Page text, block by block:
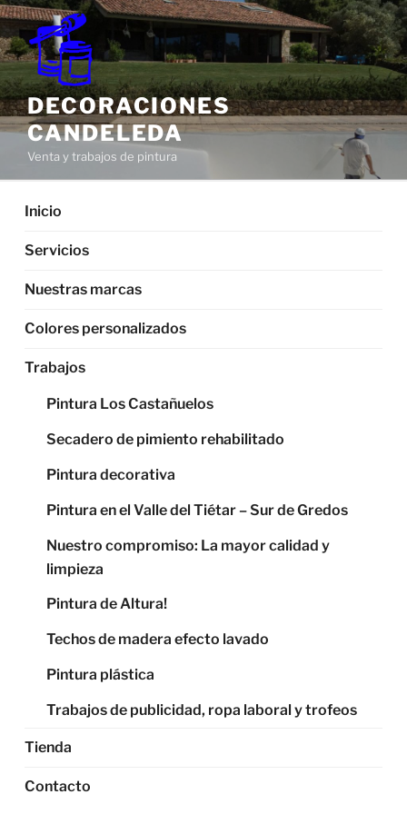
Saltar
al
contenido
DECORACIONES
CANDELEDA
Venta y trabajos de pintura
Inicio
Servicios
Nuestras marcas
Colores personalizados
Trabajos
Pintura Los Castañuelos
Secadero de pimiento rehabilitado
Pintura decorativa
Pintura en el Valle del Tiétar – Sur de Gredos
Nuestro compromiso: La mayor calidad y
limpieza
Pintura de Altura!
Techos de madera efecto lavado
Pintura plástica
Trabajos de publicidad, ropa laboral y trofeos
Tienda
Contacto